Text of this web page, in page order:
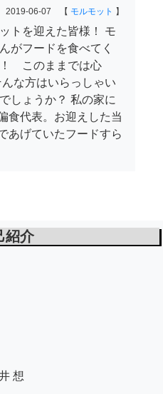
2019-06-07 【 モルモット 】
トを迎えた皆様！ モ
がフードを食べてく
このままでは心
んな方はいらっしゃい
しょうか？ 私の家に
食代表。お迎えした当
あげていたフードすら
紹介
想